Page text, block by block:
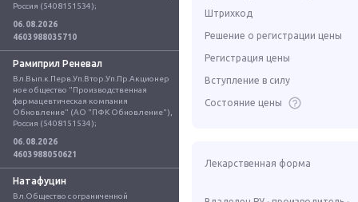
Россия (5408151534);
06.08.2026
4603988035710
Рамиприл Реневал
Вл.Вып.к.Перв.Уп.Втор.Уп.Пр.Акционер
ное общество "Производственная
фармацевтическая компания
Обновление" (АО "ПФК Обновление"),
Россия (5408151534);
06.08.2026
4603988050621
Натафуцин
Вл.Общество с ограниченной
Штрихкод
Решение о регистрации цены
Регистрация цены
Вступление в силу
Состояние цены
Лекарственная форма